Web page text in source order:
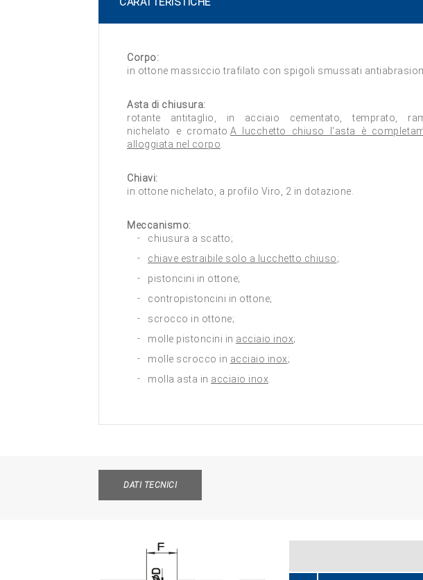
Corpo:
in ottone massiccio trafilato con spigoli smussati
Asta di chiusura:
rotante antitaglio, in acciaio cementato, temprato,
nichelato e cromato. A lucchetto chiuso l'asta è
alloggiata nel corpo
Chiavi:
in ottone nichelato, a profilo Viro, 2 in dotazione.
Meccanismo:
chiusura a scatto;
chiave estraibile solo a lucchetto chiuso;
pistoncini in ottone;
contropistoncini in ottone;
scrocco in ottone;
molle pistoncini in acciaio inox;
molle scrocco in acciaio inox;
molla asta in acciaio inox
DATI TECNICI